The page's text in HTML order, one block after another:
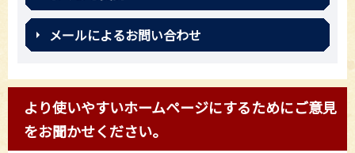
メールによるお問い合わせ
より使いやすいホームページにするためにご意見
をお聞かせください。